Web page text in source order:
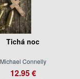
Tichá noc
Michael Connelly
12.95 €